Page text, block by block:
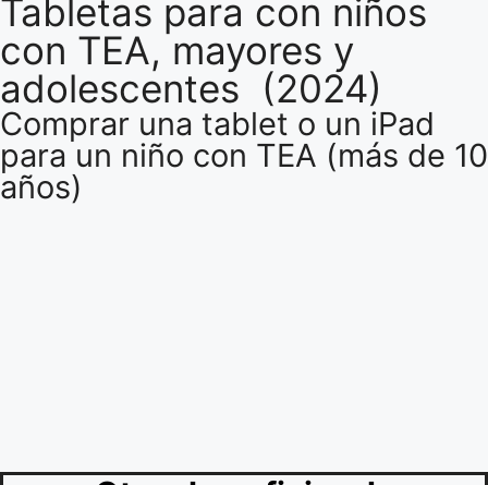
Tabletas para con niños
con TEA, mayores y
adolescentes (2024)
Comprar una tablet o un iPad
para un niño con TEA (más de 10
años)